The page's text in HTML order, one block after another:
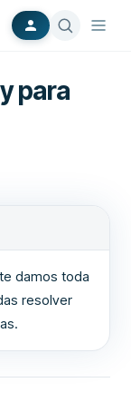
para
damos toda
resolver